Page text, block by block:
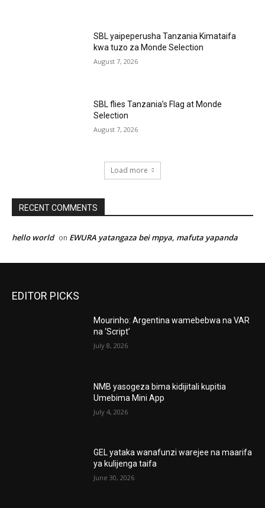
SBL yaipeperusha Tanzania Kimataifa
kwa tuzo za Monde Selection
August 7, 2026
SBL flies Tanzania’s Flag at Monde
Selection
August 7, 2026
Load more
RECENT COMMENTS
hello world on EWURA yatangaza bei mpya, mafuta yapanda
EDITOR PICKS
Mourinho: Argentina wamebebwa na VAR
na ‘Script’
July 8, 2026
NMB yasogeza bima kidijitali kupitia
Umebima Mini App
July 4, 2026
GEL yataka wanafunzi warejee na maarifa
ya kulijenga taifa
June 30, 2026